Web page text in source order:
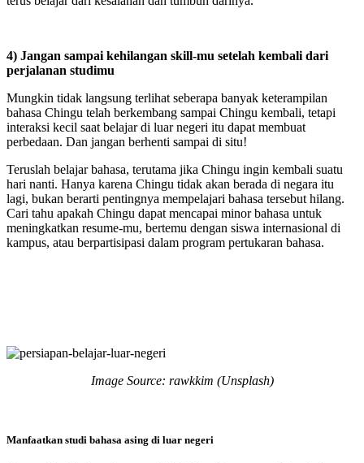
4) Jangan sampai kehilangan skill-mu setelah kembali dari
perjalanan studimu
Mungkin tidak langsung terlihat seberapa banyak keterampilan
bahasa Chingu telah berkembang sampai Chingu kembali, tetapi
interaksi kecil saat belajar di luar negeri itu dapat membuat
perbedaan. Dan jangan berhenti sampai di situ!
Teruslah belajar bahasa, terutama jika Chingu ingin kembali suatu
hari nanti. Hanya karena Chingu tidak akan berada di negara itu
lagi, bukan berarti pentingnya mempelajari bahasa tersebut hilang.
Cari tahu apakah Chingu dapat mencapai minor bahasa untuk
meningkatkan resume-mu, bertemu dengan siswa internasional di
kampus, atau berpartisipasi dalam program pertukaran bahasa.
Image Source: rawkkim (Unsplash)
Manfaatkan studi bahasa asing di luar negeri